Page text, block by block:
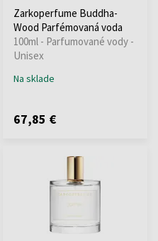
Zarkoperfume Buddha-
Wood Parfémovaná voda
100ml - Parfumované vody -
Unisex
Na sklade
67,85 €